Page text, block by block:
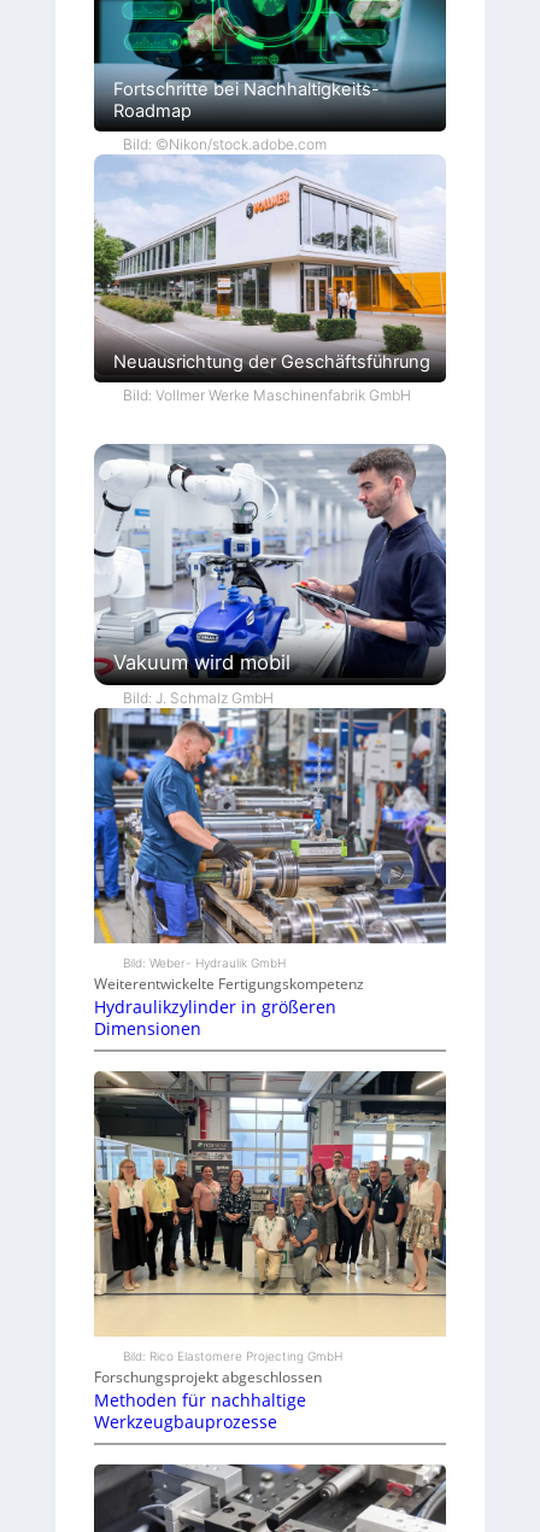
Fortschritte bei Nachhaltigkeits-
Roadmap
Bild: ©Nikon/stock.adobe.com
Neuausrichtung der Geschäftsführung
Bild: Vollmer Werke Maschinenfabrik GmbH
Vakuum wird mobil
Bild: J. Schmalz GmbH
Bild: Weber- Hydraulik GmbH
Weiterentwickelte Fertigungskompetenz
Hydraulikzylinder in größeren
Dimensionen
Bild: Rico Elastomere Projecting GmbH
Forschungsprojekt abgeschlossen
Methoden für nachhaltige
Werkzeugbauprozesse